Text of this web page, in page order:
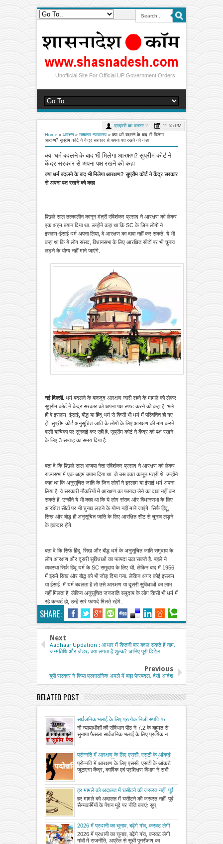
Unofficial Site For Official UP Government Orders
Home » आरक्षण» उच्चतम न्यायालय » क्या धर्म बदलने के बाद भी मिलेगा
आरक्षण? सुप्रीम कोर्ट ने केंद्र सरकार से अपना पक्ष रखने को कहा
क्या धर्म बदलने के बाद भी मिलेगा आरक्षण? सुप्रीम कोर्ट ने
केंद्र सरकार से अपना पक्ष रखने को कहा
प्राइमरी का मास्टर 2 11:55 PM
क्या धर्म बदलने के बाद भी मिलेगा आरक्षण? सुप्रीम कोर्ट ने केंद्र सरकार
से अपना पक्ष रखने को कहा
पिछले साल तत्कालीन कानून मंत्री रविशंकर प्रसाद ने आरक्षण को लेकर
एक अहम बयान दिया था. उन्होंने कहा था कि SC के जिन लोगों ने
इस्लाम-ईसाई धर्म अपना लिया, वे आरक्षण का दावा नहीं कर सकते. ये भी
कहा था कि ये लोग संसद, विधानसभा के लिए आरक्षित सीटों पर भी चुनाव
लड़ने के योग्य नहीं माने जाएंगे.
नई दिल्ली. धर्म बदलने के बावजूद आरक्षण जारी रहने के मामले को लेकर
सुप्रीम कोर्ट ने केंद्र सरकार को अपना पक्ष स्पष्ट करने को कहा है. भले
ही वे इस्लाम, ईसाई, बौद्ध या हिंदू धर्म से किसी भी धर्म में परिवर्तित हो गए
हों. सुप्रीम कोर्ट अनुसूचित जाति के लोगों के लिए आरक्षण की मांग करने
वाली याचिका पर सुनवाई कर रही है. सुप्रीम कोर्ट ने केंद्र को पक्ष रखने
के लिए 3 सप्ताह का समय दिया है.
बता दें कि पिछले साल भाजपा नेता रविशंकर प्रसाद ने आरक्षण को लेकर
राज्यसभा में एक अहम बयान दिया था. वो उस वक्त कानून मंत्री थे. उन्होंने
कहा था कि अनुसूचित जाति के जिन लोगों ने इस्लाम या ईसाई धर्म अपना
लिया है, वे सरकारी नौकरियों में आरक्षण का फायदा लेने का दावा नहीं कर
सकते हैं. उन्होंने ये भी कहा था कि ये लोग संसद और विधानसभा के लिए
आरक्षित सीटों पर भी चुनाव लड़ने के योग्य नहीं माने जाएंगे. सिर्फ हिंदू,
सिख और बौद्ध ही अनुसूचित जाति के लिए आरक्षित सीट से चुनाव लड़ने
के हकदार होंगे.
बता दें कि सिर्फ हिंदू, सिख और बौद्ध धर्म के अनुसूचित जाति समुदाय के
लोग आरक्षण और दूसरी सुविधाओं का फायदा उठा सकते है. पहले ये
व्यवस्था सिर्फ हिंदू धर्म के SC समुदाय के लिए थी. लेकिन बाद में 1956
में इसमें सिख और बौद्ध को भी जोड़ दिया गया. लेकिन अगर कोई इस्लाम
या ईसाई में धर्म बदलता है तो उसे आरक्षण या दूसरी सुविधाओं का लाभ
नहीं मिलता है. लेकिन अनुसूचित जनजाति समुदाय के लोग किसी भी धर्म में
रहे कन्वर्ट हो, उन्हें सारे फायदे मिलते रहेंगे.
SHARE:
Next
Aadhaar Updation : आधार में कितनी बार बदल सकते हैं नाम,
जन्‍मतिथि और जेंडर, क्‍या लगता है शुल्‍क? जानिए पूरी डिटेल
Previous
यूपी सरकार ने किया प्रशासनिक अमले में बड़ा फेरबदल, देखें आदेश
RELATED POST
सार्वजनिक भलाई के लिए प्रत्येक निजी संपत्ति पर
कब्जा कर वितरण का अधिकार सरकार को नहीं –
सुप्रीम कोर्ट
नौ न्यायाधीशों की संविधान पीठ ने 7:2 के बहुमत से
सुनाया फैसला सार्वजनिक भलाई के लिए प्रत्येक न
प्रोन्नति में आरक्षण के लिए एससी, एसटी के आंकड़े
जुटाएगा केंद्र, कार्मिक एवं प्रशिक्षण विभाग ने सभी
विभागों को जारी किया आदेश
प्रोन्नति में आरक्षण के लिए एससी, एसटी के आंकड़े
जुटाएगा केंद्र, कार्मिक एवं प्रशिक्षण विभाग ने सभी
हर मामले को अदालत में घसीटने की जरूरत नहीं, पूर्व
सैन्यकर्मियों के पेंशन मुद्दे पर नीति बनाएं: सुप्रीम कोर्ट
ने दी नसीहत
हर मामले को अदालत में घसीटने की जरूरत नहीं, पूर्व
सैन्यकर्मियों के पेंशन मुद्दे पर नीति बनाएं: सुप्
2026 में प्रधानी का चुनाव, बढ़ेंगे गांव, करवट लेगी
गांवों में राजनीति, अप्रैल से सूची पुनरीक्षण का शुरू
होगा काम
2026 में प्रधानी का चुनाव, बढ़ेंगे गांव, करवट लेगी
गांवों में राजनीति, अप्रैल से सूची पुनरीक्षण का